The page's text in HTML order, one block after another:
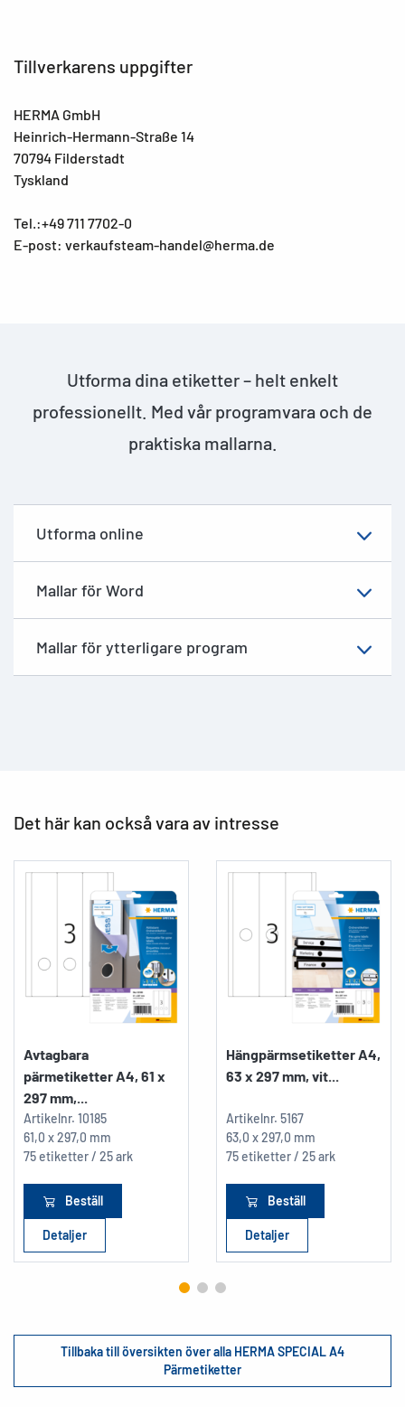
Tillverkarens uppgifter
HERMA GmbH
Heinrich-Hermann-Straße 14
70794 Filderstadt
Tyskland
Tel.:+49 711 7702-0
E-post: verkaufsteam-handel@herma.de
Utforma dina etiketter – helt enkelt
professionellt. Med vår programvara och de
praktiska mallarna.
Utforma online
Mallar för Word
Mallar för ytterligare program
Det här kan också vara av intresse
Avtagbara
pärmetiketter A4, 61 x
297 mm,...
Artikelnr. 10185
61,0 x 297,0 mm
75 etiketter / 25 ark
Beställ
Detaljer
Hängpärmsetiketter A4,
63 x 297 mm, vit...
Artikelnr. 5167
63,0 x 297,0 mm
75 etiketter / 25 ark
Beställ
Detaljer
Tillbaka till översikten över alla HERMA SPECIAL A4
Pärmetiketter